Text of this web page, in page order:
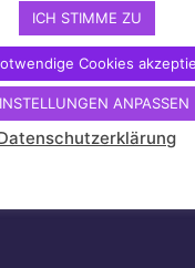
Nächster Beitrag
e. V.
ICH STIMME ZU
Cookies
ANPASSEN